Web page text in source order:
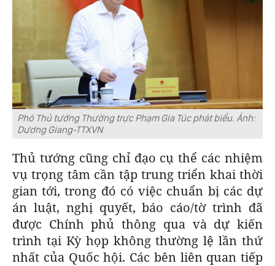
Phó Thủ tướng Thường trực Phạm Gia Túc phát biểu. Ảnh:
Dương Giang-TTXVN
Thủ tướng cũng chỉ đạo cụ thể các nhiệm
vụ trọng tâm cần tập trung triển khai thời
gian tới, trong đó có việc chuẩn bị các dự
án luật, nghị quyết, báo cáo/tờ trình đã
được Chính phủ thông qua và dự kiến
trình tại Kỳ họp không thường lệ lần thứ
nhất của Quốc hội. Các bên liên quan tiếp